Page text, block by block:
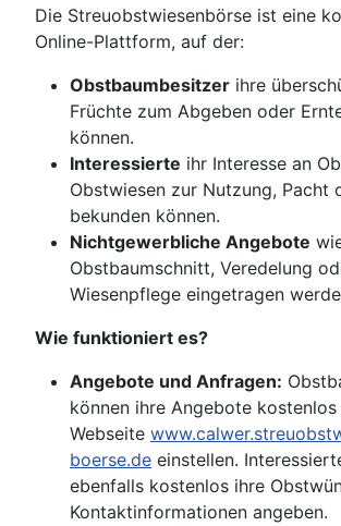
Die Streuobstwiesenbörse ist eine
Online-Plattform, auf der:
Obstbaumbesitzer ihre
Früchte zum Abgeben oder
können.
Interessierte ihr Interesse an
Obstwiesen zur Nutzung, Pacht
bekunden können.
Nichtgewerbliche Angebote
Obstbaumschnitt, Veredelung
Wiesenpflege eingetragen
Wie funktioniert es?
Angebote und Anfragen:
können ihre Angebote
Webseite
boerse.de einstellen.
ebenfalls kostenlos ihre
Kontaktinformationen angeben.